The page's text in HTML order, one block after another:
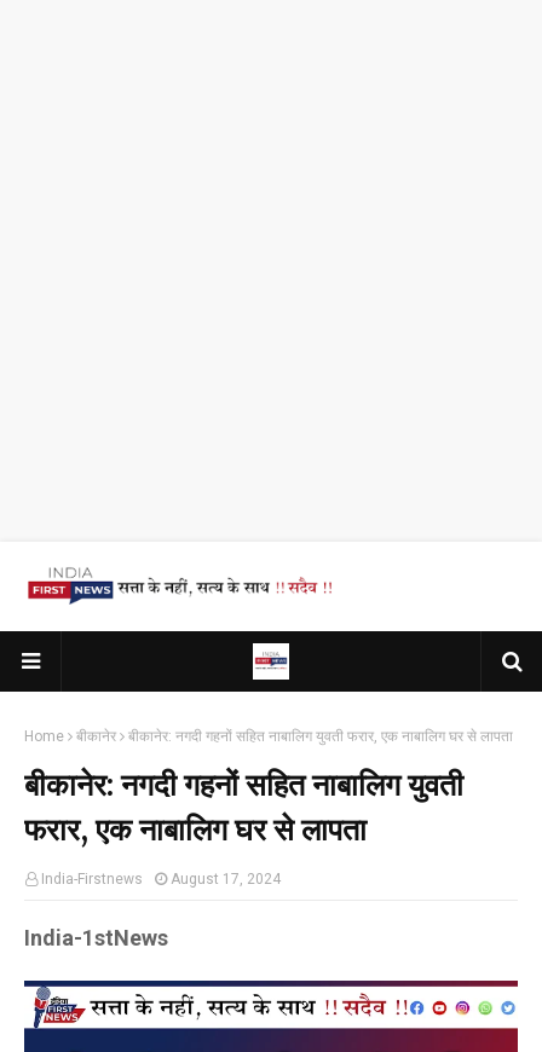
Home बीकानेर बीकानेर: नगदी गहनों सहित नाबालिग युवती फरार, एक नाबालिग घर से लापता
बीकानेर: नगदी गहनों सहित नाबालिग युवती
फरार, एक नाबालिग घर से लापता
India-Firstnews August 17, 2024
India-1stNews